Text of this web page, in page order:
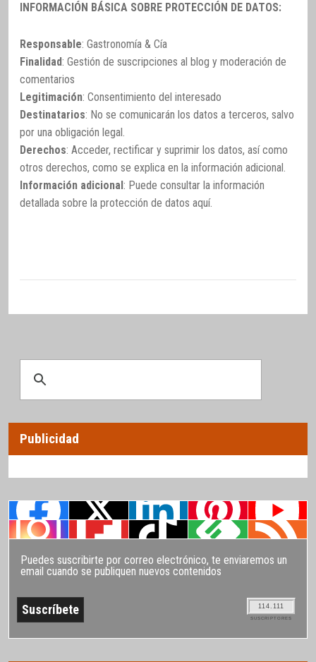
INFORMACIÓN BÁSICA SOBRE PROTECCIÓN DE DATOS:
Responsable: Gastronomía & Cía
Finalidad: Gestión de suscripciones al blog y moderación de
comentarios
Legitimación: Consentimiento del interesado
Destinatarios: No se comunicarán los datos a terceros, salvo
por una obligación legal.
Derechos: Acceder, rectificar y suprimir los datos, así como
otros derechos, como se explica en la información adicional.
Información adicional : Puede consultar la información
detallada sobre la protección de datos aquí.
Publicidad
Puedes suscribirte por correo electrónico, te enviaremos un
email cuando se publiquen nuevos contenidos
114.111
SUSCRIPTORES